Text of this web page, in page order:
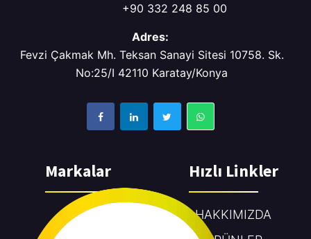
+90 332 248 85 00
Adres:
Fevzi Çakmak Mh. Teksan Sanayi Sitesi 10758. Sk.
No:25/I 42110 Karatay/Konya
Markalar
MAN
Hızlı Linkler
HAKKIMIZDA